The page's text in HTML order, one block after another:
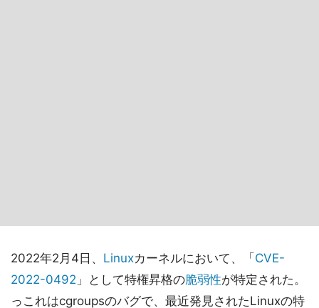
2022年2月4日、 Linuxカーネルにおいて、「 CVE-
2022-0492 」として特権昇格の脆弱性が特定された。
っこれはcgroupsのバグで、最近発見されたLinuxの特